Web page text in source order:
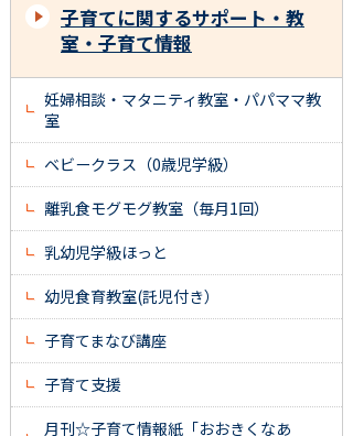
子育てに関するサポート・教
室・子育て情報
妊婦相談・マタニティ教室・パパママ教
室
ベビークラス（0歳児学級）
離乳食モグモグ教室（毎月1回）
乳幼児学級ほっと
幼児食育教室(託児付き）
子育てまなび講座
子育て支援
月刊☆子育て情報紙「おおきくなあ